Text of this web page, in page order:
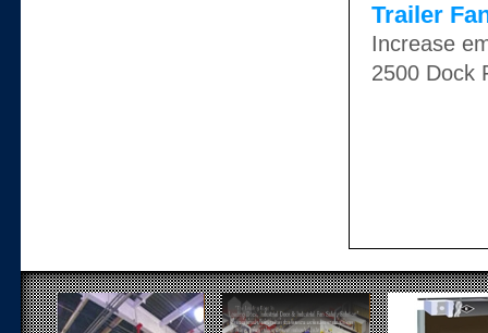
Trailer
Increase
2500 Dock